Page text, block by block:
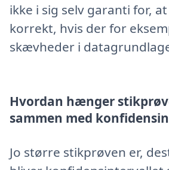
ikke i sig selv garanti for,
korrekt, hvis der for
skævheder i
Hvordan hænger
sammen med
Jo større stikprøven er,